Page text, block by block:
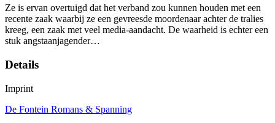
Ze is ervan overtuigd dat het verband zou kunnen houden met een
recente zaak waarbij ze een gevreesde moordenaar achter de tralies
kreeg, een zaak met veel media-aandacht. De waarheid is echter een
stuk angstaanjagender…
Details
Imprint
De Fontein Romans & Spanning